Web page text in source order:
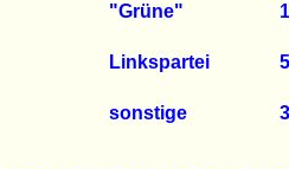
"Grüne"
Linkspartei
sonstige